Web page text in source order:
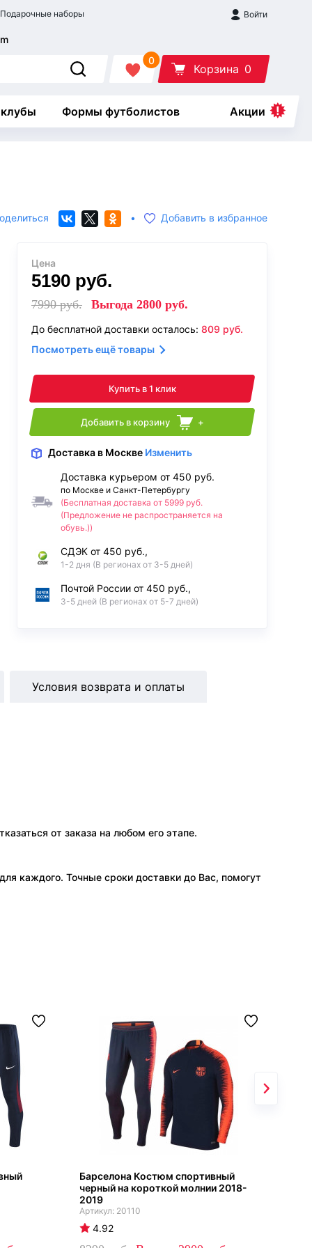
Подарочные наборы Войти
0
Корзина 0
Формы футболистов Акции
• Добавить в избранное
Цена
5190 руб.
7990руб. Выгода 2800 руб.
До бесплатной доставки осталось: 809 руб.
Посмотреть ещё товары
Купить в 1 клик
Добавить в корзину +
Доставка в Москве Изменить
Доставка курьером от 450 руб.
по Москве и Санкт-Петербургу
(Бесплатная доставка от 5999 руб.
(Предложение не распространяется на
обувь.))
СДЭК от 450 руб.,
1-2 дня (В регионах от 3-5 дней)
Почтой России от 450 руб.,
3-5 дней (В регионах от 5-7 дней)
Условия возврата и оплаты
от заказа на любом его этапе.
каждого. Точные сроки доставки до Вас, помогут
Барселона Костюм спортивный
черный на короткой молнии 2018-
2019
20110
4.92